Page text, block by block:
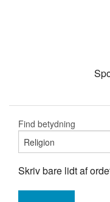
Find betydning
Skriv bare lidt af